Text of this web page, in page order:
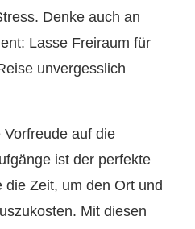
Denke auch an
Lasse Freiraum für
unvergesslich
auf die
ist der perfekte
die Zeit, um den Ort und
Mit diesen